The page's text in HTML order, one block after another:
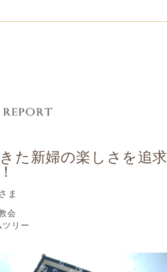
た新婦の楽しさを追求
ま
会
ツリー